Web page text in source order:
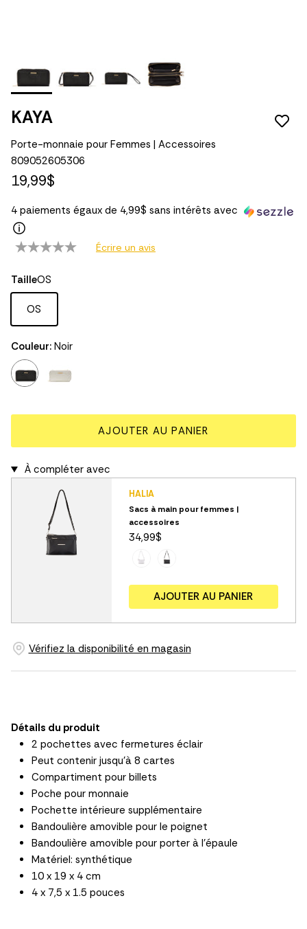
KAYA
Porte-monnaie pour Femmes | Accessoires
809052605306
19,99$
4 paiements égaux de 4,99$ sans intérêts avec
Écrire un avis
TailleOS
OS
Couleur: Noir
AJOUTER AU PANIER
À compléter avec
HALIA
Sacs à main pour femmes |
accessoires
34,99$
AJOUTER AU PANIER
Vérifiez la disponibilité en magasin
Détails du produit
2 pochettes avec fermetures éclair
Peut contenir jusqu'à 8 cartes
Compartiment pour billets
Poche pour monnaie
Pochette intérieure supplémentaire
Bandoulière amovible pour le poignet
Bandoulière amovible pour porter à l'épaule
Matériel: synthétique
10 x 19 x 4 cm
4 x 7,5 x 1.5 pouces